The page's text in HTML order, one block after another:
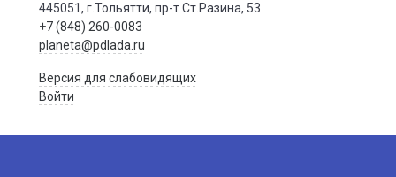
445051, г.Тольятти, пр-т Ст.Разина, 53
+7 (848) 260-0083
planeta@pdlada.ru
Версия для слабовидящих
Войти